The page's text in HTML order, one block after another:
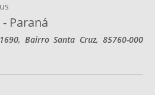
Paraná
Bairro Santa Cruz, 85760-000